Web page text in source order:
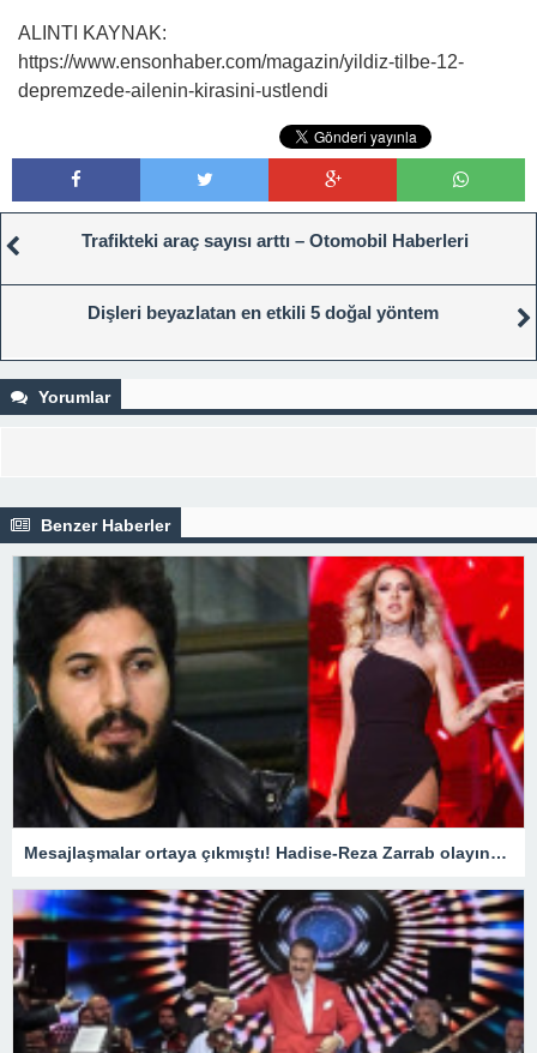
ALINTI KAYNAK:
https://www.ensonhaber.com/magazin/yildiz-tilbe-12-
depremzede-ailenin-kirasini-ustlendi
Trafikteki araç sayısı arttı – Otomobil Haberleri
Dişleri beyazlatan en etkili 5 doğal yöntem
Yorumlar
Benzer Haberler
Mesajlaşmalar ortaya çıkmıştı! Hadise-Reza Zarrab olayında flaş gelişme